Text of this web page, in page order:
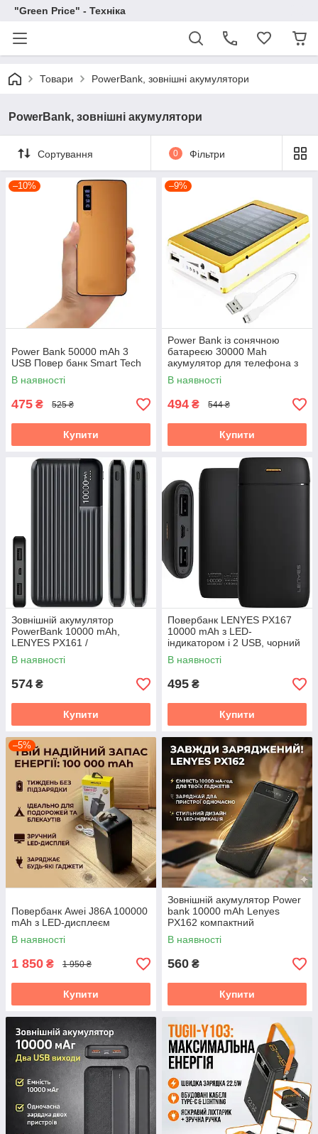
"Green Price" - Техніка
Товари PowerBank, зовнішні акумулятори
PowerBank, зовнішні акумулятори
Сортування 0 Фільтри
–10%
Power Bank 50000 mAh 3
USB Повер банк Smart Tech
В наявності
475 ₴ 525 ₴
Купити
–9%
Power Bank із сонячною
батареєю 30000 Mah
акумулятор для телефона з
зарядкою від сонця
В наявності
494 ₴ 544 ₴
Купити
Зовнішній акумулятор
PowerBank 10000 mAh,
LENYES PX161 /
Портативний акумулятор /
Повербанк для телефона /
В наявності
574 ₴
Купити
Повербанк LENYES PX167
10000 mAh з LED-
індикатором і 2 USB, чорний
В наявності
495 ₴
Купити
–5%
Повербанк Awei J86A 100000
mAh з LED-дисплеєм
В наявності
1 850 ₴ 1 950 ₴
Купити
Зовнішній акумулятор Power
bank 10000 mAh Lenyes
PX162 компактний
універсальний на 2 входи
Чорний
В наявності
560 ₴
Купити